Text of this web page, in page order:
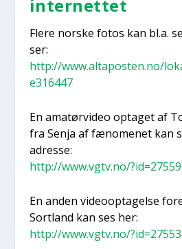
inter­net­tet
Fle­re nor­ske fotos kan bl.a.
ser:
http://www.altaposten.no/
e316447
En ama­tør­vi­deo opta­get af
fra Senja af fæno­me­net kan
adres­se:
http://www.vgtv.no/?id=27559
En anden video­op­ta­gel­se
Sort­land kan ses her:
http://www.vgtv.no/